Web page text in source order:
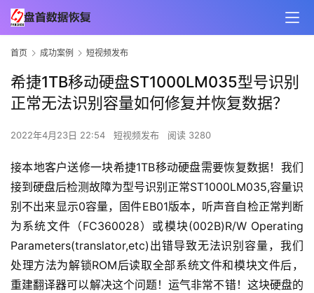
首页 成功案例 短视频发布
希捷1TB移动硬盘ST1000LM035型号识别
正常无法识别容量如何修复并恢复数据？
2022年4月23日 22:54 短视频发布 阅读 3280
接本地客户送修一块希捷1TB移动硬盘需要恢复数据！我们
接到硬盘后检测故障为型号识别正常ST1000LM035,容量识
别不出来显示0容量，固件EB01版本，听声音自检正常判断
为系统文件（FC360028）或模块(002B)R/W Operating
Parameters(translator,etc)出错导致无法识别容量，我们
处理方法为解锁ROM后读取全部系统文件和模块文件后，
重建翻译器可以解决这个问题！运气非常不错！这块硬盘的